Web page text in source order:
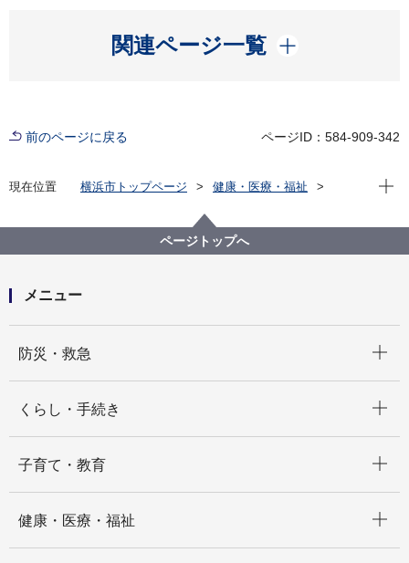
関連ページ一覧
開く
前のページに戻る ページID：584-909-342
現在位置 横浜市トップページ
健康・医療・福祉
横浜市立脳卒中・神経脊椎センター
現在
ページトップへ
メニュー
防災・救急
くらし・手続き
子育て・教育
健康・医療・福祉